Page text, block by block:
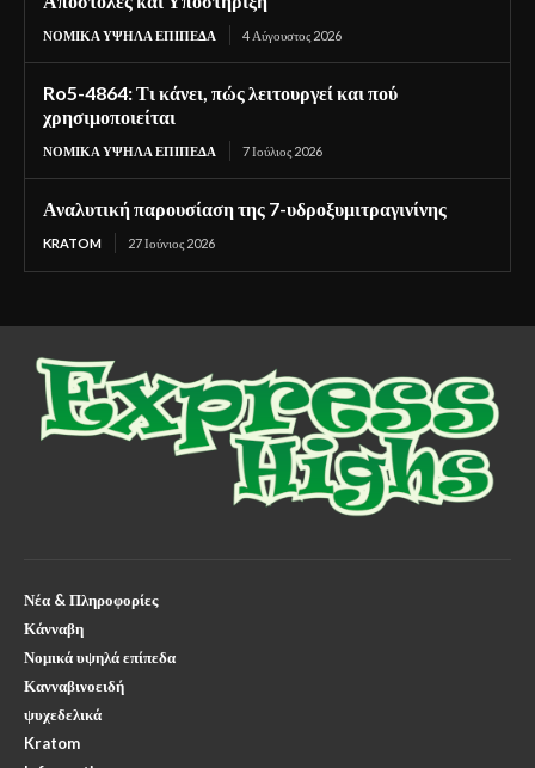
ΝΟΜΙΚΆ ΥΨΗΛΆ ΕΠΊΠΕΔΑ 4 Αύγουστος 2026
Ro5-4864: Τι κάνει, πώς λειτουργεί και πού
χρησιμοποιείται
ΝΟΜΙΚΆ ΥΨΗΛΆ ΕΠΊΠΕΔΑ 7 Ιούλιος 2026
Αναλυτική παρουσίαση της 7-υδροξυμιτραγινίνης
KRATOM 27 Ιούνιος 2026
Νέα & Πληροφορίες
Κάνναβη
Νομικά υψηλά επίπεδα
Κανναβινοειδή
ψυχεδελικά
Kratom